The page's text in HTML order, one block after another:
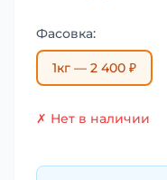
Фасовка:
1кг — 2 400 ₽
✗ Нет в наличии